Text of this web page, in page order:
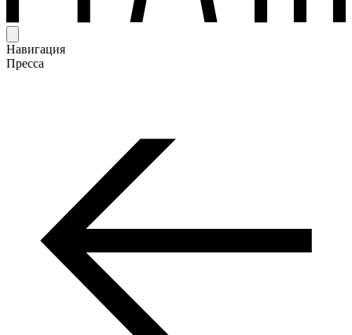
Навигация
Пресса